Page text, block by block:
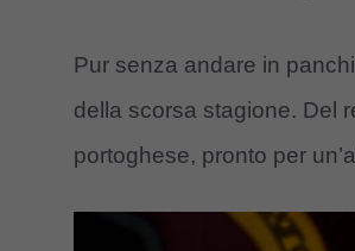
Pur senza andare in
della scorsa stagione. Del
portoghese, pronto per